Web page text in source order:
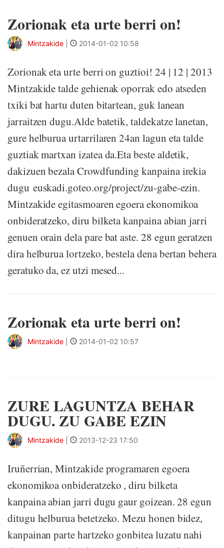
Zorionak eta urte berri on!
Mintzakide 2014-01-02 10:58
Zorionak eta urte berri on guztioi! 24 | 12 | 2013
Mintzakide talde gehienak oporrak edo atseden
txiki bat hartu duten bitartean, guk lanean
jarraitzen dugu.Alde batetik, taldekatze lanetan,
gure helburua urtarrilaren 24an lagun eta talde
guztiak martxan izatea da.Eta beste aldetik,
dakizuen bezala Crowdfunding kanpaina irekia
dugu euskadi.goteo.org/project/zu-gabe-ezin.
Mintzakide egitasmoaren egoera ekonomikoa
onbideratzeko, diru bilketa kanpaina abian jarri
genuen orain dela pare bat aste. 28 egun geratzen
dira helburua lortzeko, bestela dena bertan behera
geratuko da, ez utzi mesed...
Zorionak eta urte berri on!
Mintzakide 2014-01-02 10:57
ZURE LAGUNTZA BEHAR
DUGU. ZU GABE EZIN
Mintzakide 2013-12-23 17:50
Iruñerrian, Mintzakide programaren egoera
ekonomikoa onbideratzeko , diru bilketa
kanpaina abian jarri dugu gaur goizean. 28 egun
ditugu helburua betetzeko. Mezu honen bidez,
kanpainan parte hartzeko gonbitea luzatu nahi